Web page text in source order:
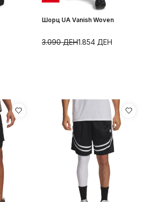
Шорц UA Vanish Woven
1.854 ДЕН
3.090ДЕН